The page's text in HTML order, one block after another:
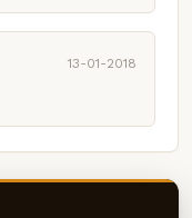
13-01-2018